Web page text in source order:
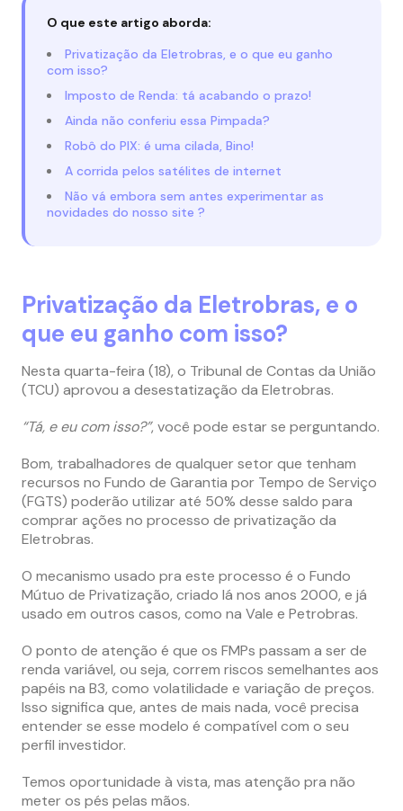
O que este artigo aborda:
Privatização da Eletrobras, e o que eu ganho
com isso?
Imposto de Renda: tá acabando o prazo!
Ainda não conferiu essa Pimpada?
Robô do PIX: é uma cilada, Bino!
A corrida pelos satélites de internet
Não vá embora sem antes experimentar as
novidades do nosso site ?
Privatização da Eletrobras, e o
que eu ganho com isso?
Nesta quarta-feira (18), o Tribunal de Contas da União
(TCU) aprovou a desestatização da Eletrobras.
“Tá, e eu com isso?”, você pode estar se perguntando.
Bom, trabalhadores de qualquer setor que tenham
recursos no Fundo de Garantia por Tempo de Serviço
(FGTS) poderão utilizar até 50% desse saldo para
comprar ações no processo de privatização da
Eletrobras.
O mecanismo usado pra este processo é o Fundo
Mútuo de Privatização, criado lá nos anos 2000, e já
usado em outros casos, como na Vale e Petrobras.
O ponto de atenção é que os FMPs passam a ser de
renda variável, ou seja, correm riscos semelhantes aos
papéis na B3, como volatilidade e variação de preços.
Isso significa que, antes de mais nada, você precisa
entender se esse modelo é compatível com o seu
perfil investidor.
Temos oportunidade à vista, mas atenção pra não
meter os pés pelas mãos.